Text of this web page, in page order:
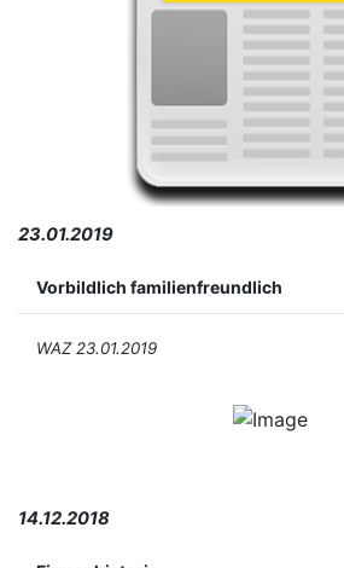
23.01.2019
Vorbildlich familienfreundlich
WAZ 23.01.2019
14.12.2018